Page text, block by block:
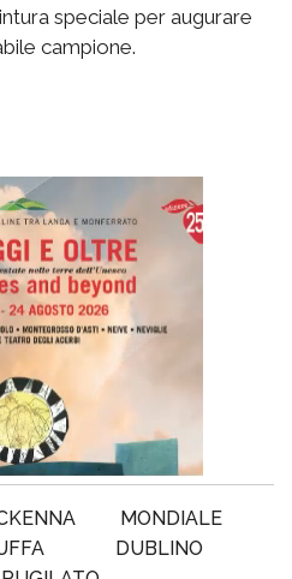
speciale per augurare
campione.
MONDIALE
DUBLINO